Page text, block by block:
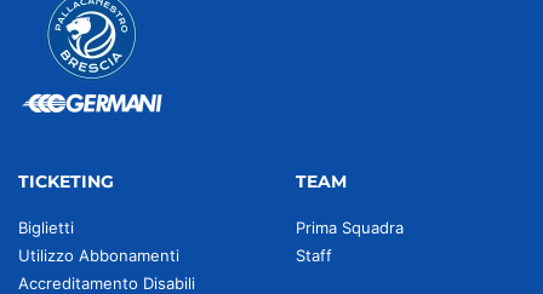
TICKETING
Biglietti
Utilizzo Abbonamenti
Accreditamento Disabili
TEAM
Prima Squadra
Staff